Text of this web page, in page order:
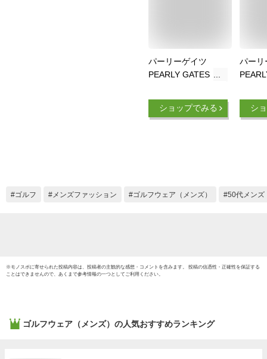
パーリーゲイツ
PEARLY GATES ロ
ショップでみる
パーリ
ゴ編み
ゴル
シ
ゴルフ メンズファッション ゴルフウェア（メンズ） 50代メンズ
※モノスポに寄せられた投稿内容は、投稿者の主観的な感想・コメントを含みます。 投稿の信憑性・正確性を保証する
ことはできませんので、あくまで参考情報の一つとしてご利用ください。
ゴルフウェア（メンズ） の人気おすすめランキング